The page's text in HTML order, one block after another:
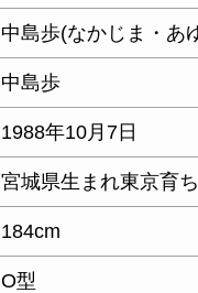
中島歩(なかじま・あ
中島歩
1988年10月7日
宮城県生まれ東京育ち
184cm
O型